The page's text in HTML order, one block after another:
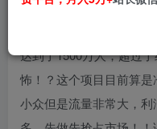
现在的离婚率比结婚率
达到了1500万人，超过
怖！？这个项目目前算
小众但是流量非常大，